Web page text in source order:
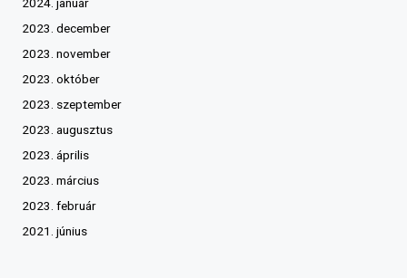
2024. január
2023. december
2023. november
2023. október
2023. szeptember
2023. augusztus
2023. április
2023. március
2023. február
2021. június